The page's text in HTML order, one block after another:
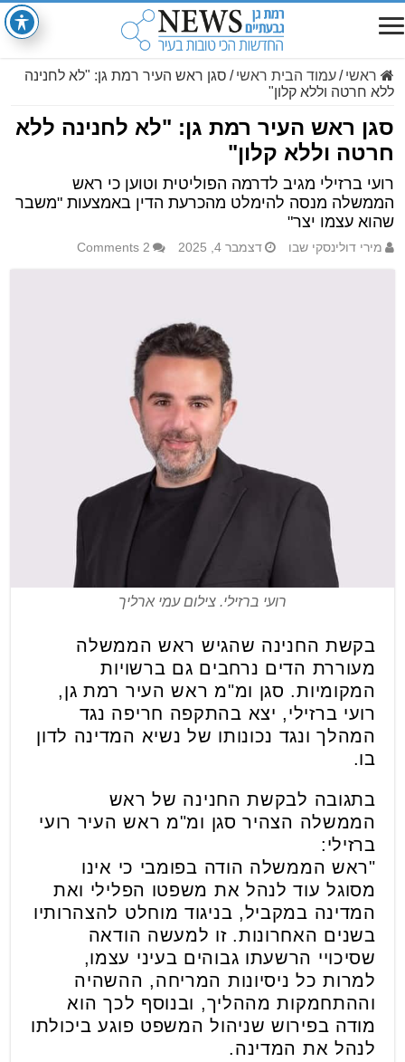
ראשי /עמוד הבית ראשי / סגן ראש העיר רמת גן: "לא לחנינה
ללא חרטה וללא קלון"
סגן ראש העיר רמת גן: "לא לחנינה ללא
חרטה וללא קלון"
רועי ברזילי מגיב לדרמה הפוליטית וטוען כי ראש
הממשלה מנסה להימלט מהכרעת הדין באמצעות "משבר
שהוא עצמו יצר"
מירי דולינסקי שבו דצמבר 4, 2025 2 Comments
רועי ברזילי. צילום עמי ארליך
בקשת החנינה שהגיש ראש הממשלה
מעוררת הדים נרחבים גם ברשויות
המקומיות. סגן ומ"מ ראש העיר רמת גן,
רועי ברזילי, יצא בהתקפה חריפה נגד
המהלך ונגד נכונותו של נשיא המדינה לדון
בו.
בתגובה לבקשת החנינה של ראש
הממשלה הצהיר סגן ומ"מ ראש העיר רועי
ברזילי:
"ראש הממשלה הודה בפומבי כי אינו
מסוגל עוד לנהל את משפטו הפלילי ואת
המדינה במקביל, בניגוד מוחלט להצהרותיו
בשנים האחרונות. זו למעשה הודאה
שסיכויי הרשעתו גבוהים בעיני עצמו,
למרות כל ניסיונות המריחה, ההשהיה
וההתחמקות מההליך, ובנוסף לכך הוא
מודה בפירוש שניהול המשפט פוגע ביכולתו
לנהל את המדינה.